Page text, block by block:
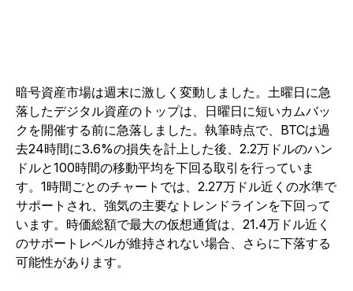
暗号資産市場は週末に激しく変動しました。土曜日に急
落したデジタル資産のトップは、日曜日に短いカムバッ
クを開催する前に急落しました。執筆時点で、BTCは過
去24時間に3.6%の損失を計上した後、2.2万ドルのハン
ドルと100時間の移動平均を下回る取引を行っていま
す。1時間ごとのチャートでは、2.27万ドル近くの水準で
サポートされ、強気の主要なトレンドラインを下回って
います。時価総額で最大の仮想通貨は、21.4万ドル近く
のサポートレベルが維持されない場合、さらに下落する
可能性があります。